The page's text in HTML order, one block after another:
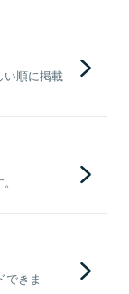
い順に掲載
できま